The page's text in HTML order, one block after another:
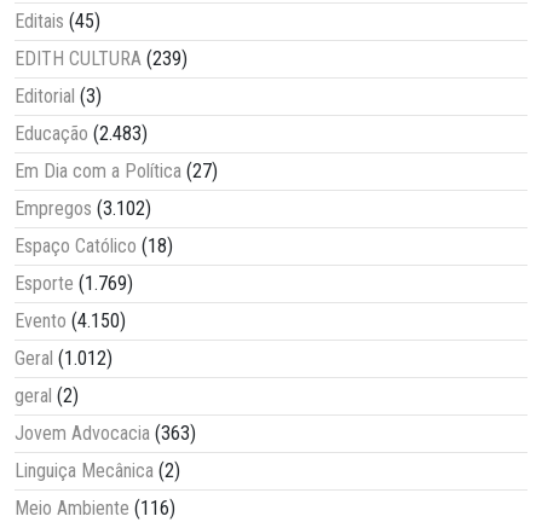
Editais (45)
EDITH CULTURA (239)
Editorial (3)
Educação (2.483)
Em Dia com a Política (27)
Empregos (3.102)
Espaço Católico (18)
Esporte (1.769)
Evento (4.150)
Geral (1.012)
geral (2)
Jovem Advocacia (363)
Linguiça Mecânica (2)
Meio Ambiente (116)